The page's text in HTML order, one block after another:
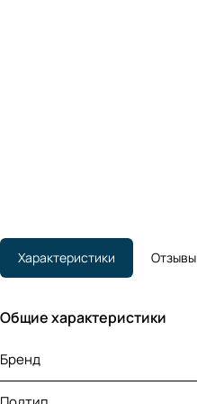
Характеристики Отзывы
Общие характеристики
Бренд